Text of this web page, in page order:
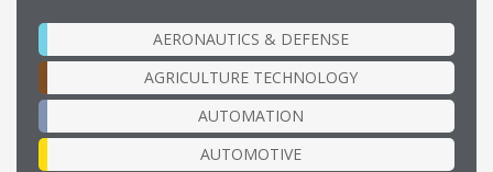
AERONAUTICS & DEFENSE
AGRICULTURE TECHNOLOGY
AUTOMATION
AUTOMOTIVE